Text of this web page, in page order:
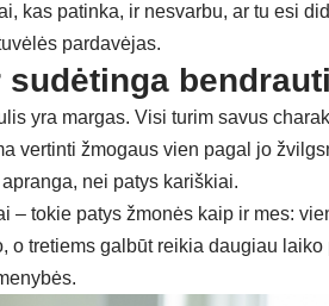
kas patinka, ir nesvarbu, ar tu esi
pardavėjas.
sudėtinga
yra margas. Visi turim savus
vertinti žmogaus vien pagal jo
nei patys kariškiai.
– tokie patys žmonės kaip ir mes:
o tretiems galbūt reikia daugiau